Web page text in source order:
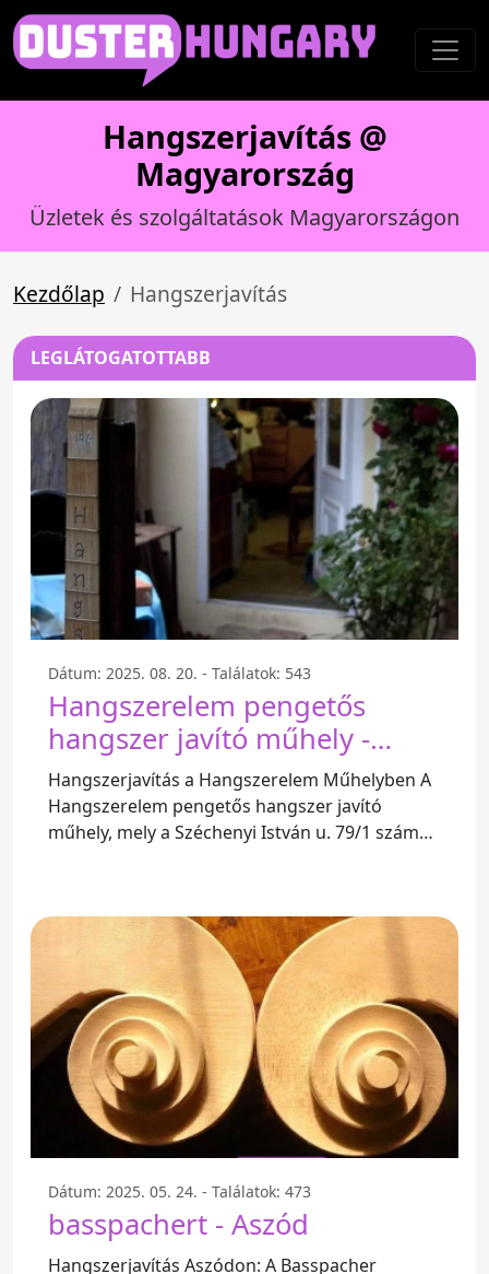
Hangszerjavítás @
Magyarország
Üzletek és szolgáltatások Magyarországon
Kezdőlap Hangszerjavítás
LEGLÁTOGATOTTABB
Dátum: 2025. 08. 20. - Találatok: 543
Hangszerelem pengetős
hangszer javító műhely -
Széchenyi István U. 79/1
Hangszerjavítás a Hangszerelem Műhelyben A
Hangszerelem pengetős hangszer javító
műhely, mely a Széchenyi István u. 79/1 szám
Dátum: 2025. 05. 24. - Találatok: 473
basspachert - Aszód
Hangszerjavítás Aszódon: A Basspacher